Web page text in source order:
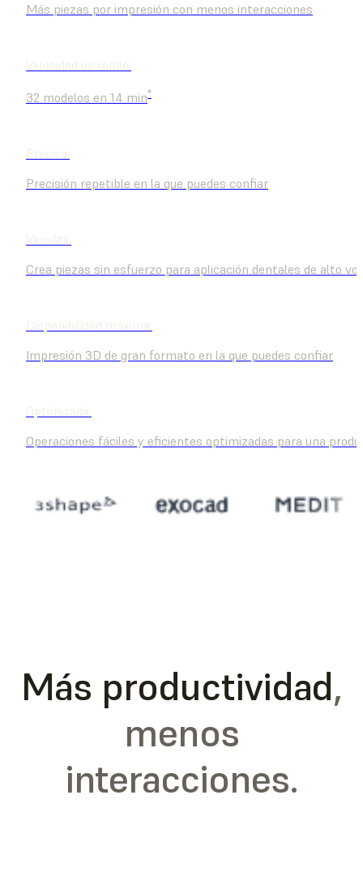
Más piezas por impresión con menos interacciones
Velocidad increíble:
32 modelos en 14 min*
Precisa:
Precisión repetible en la que puedes confiar
Versátil:
Crea piezas sin esfuerzo para aplicación dentales de alto
Disponibilidad máxima:
Impresión 3D de gran formato en la que puedes confiar
Optimizada:
Operaciones fáciles y eficientes optimizadas para una
Más productividad,
menos
interacciones.